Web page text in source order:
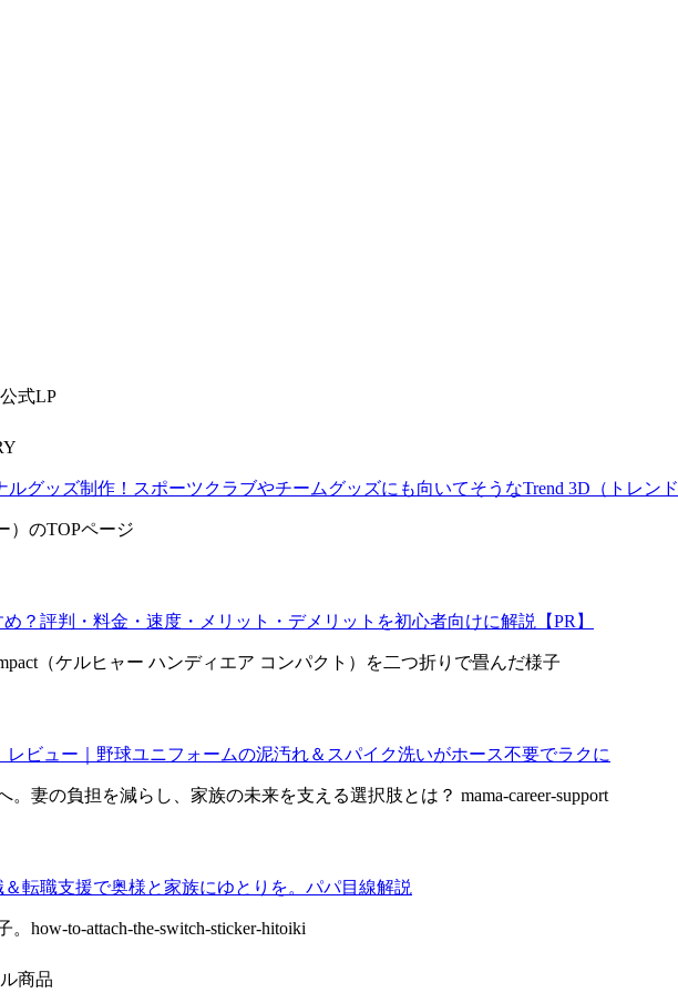
グッズ制作！スポーツクラブやチームグッズにも向いてそうなTrend 3D（トレン
？評判・料金・速度・メリット・デメリットを初心者向けに解説【PR】
レビュー｜野球ユニフォームの泥汚れ＆スパイク洗いがホース不要でラクに
転職支援で奥様と家族にゆとりを。パパ目線解説
商品